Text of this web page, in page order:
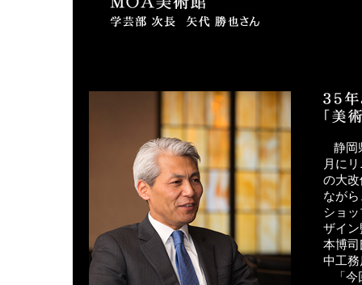
静岡
月に
の大
なが
ショ
ザイ
本博
中工
「